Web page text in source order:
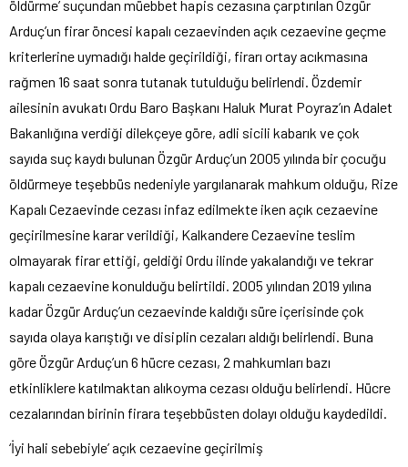
öldürme’ suçundan müebbet hapis cezasına çarptırılan Özgür
Arduç’un firar öncesi kapalı cezaevinden açık cezaevine geçme
kriterlerine uymadığı halde geçirildiği, firarı ortay acıkmasına
rağmen 16 saat sonra tutanak tutulduğu belirlendi. Özdemir
ailesinin avukatı Ordu Baro Başkanı Haluk Murat Poyraz’ın Adalet
Bakanlığına verdiği dilekçeye göre, adli sicili kabarık ve çok
sayıda suç kaydı bulunan Özgür Arduç’un 2005 yılında bir çocuğu
öldürmeye teşebbüs nedeniyle yargılanarak mahkum olduğu, Rize
Kapalı Cezaevinde cezası infaz edilmekte iken açık cezaevine
geçirilmesine karar verildiği, Kalkandere Cezaevine teslim
olmayarak firar ettiği, geldiği Ordu ilinde yakalandığı ve tekrar
kapalı cezaevine konulduğu belirtildi. 2005 yılından 2019 yılına
kadar Özgür Arduç’un cezaevinde kaldığı süre içerisinde çok
sayıda olaya karıştığı ve disiplin cezaları aldığı belirlendi. Buna
göre Özgür Arduç’un 6 hücre cezası, 2 mahkumları bazı
etkinliklere katılmaktan alıkoyma cezası olduğu belirlendi. Hücre
cezalarından birinin firara teşebbüsten dolayı olduğu kaydedildi.
‘İyi hali sebebiyle’ açık cezaevine geçirilmiş